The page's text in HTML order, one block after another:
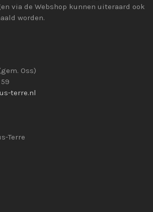
via de Webshop kunnen uiteraard ook
worden.
Oss)
terre.nl
Terre